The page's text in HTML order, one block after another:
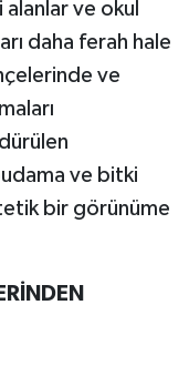
ve okul
daha ferah hale
ve
ve bitki
bir görünüme